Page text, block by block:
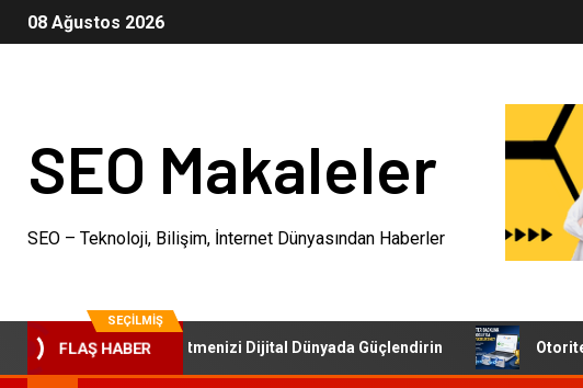
08 Ağustos 2026
SEO Makaleler
SEO – Teknoloji, Bilişim, İnternet Dünyasından Haberler
SEÇILMIŞ
FLAŞ HABER
SEO Paketleri: İşletmenizi Dijital Dünyada Güçlendirin Otoriter